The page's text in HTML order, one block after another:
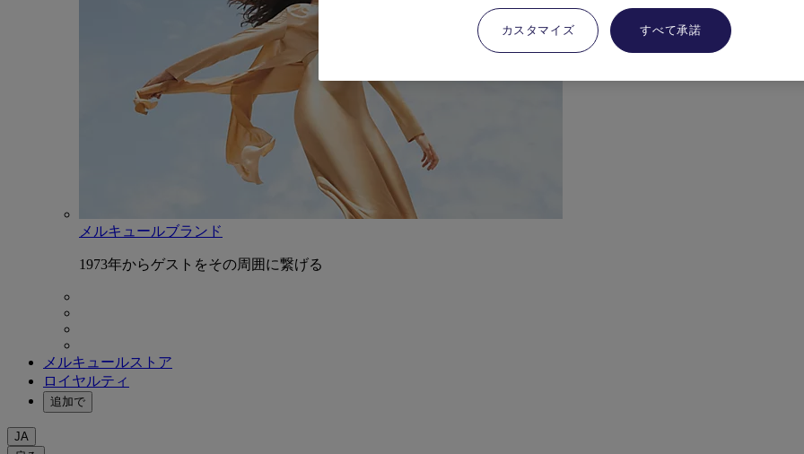
メルキュールブランド
1973年からゲストをその周囲に繋げる
メルキュールストア
ロイヤルティ
追加で
JA
カスタマイズ すべて承諾